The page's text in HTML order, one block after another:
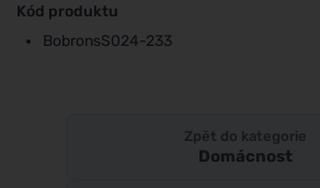
Kód produktu
BobronsS024-233
Zpět do kategorie
Domácnost